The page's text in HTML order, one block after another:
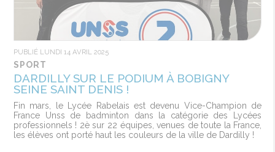
PUBLIÉ LUNDI 14 AVRIL 2025
SPORT
DARDILLY SUR LE PODIUM À BOBIGNY
SEINE SAINT DENIS !
Fin mars, le Lycée Rabelais est devenu Vice-Champion de
France Unss de badminton dans la catégorie des Lycées
professionnels ! 2è sur 22 équipes, venues de toute la France,
les élèves ont porté haut les couleurs de la ville de Dardilly !